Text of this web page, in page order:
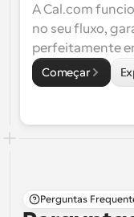
A Cal.com
no seu fluxo,
perfeitamente
Começar
Perguntas